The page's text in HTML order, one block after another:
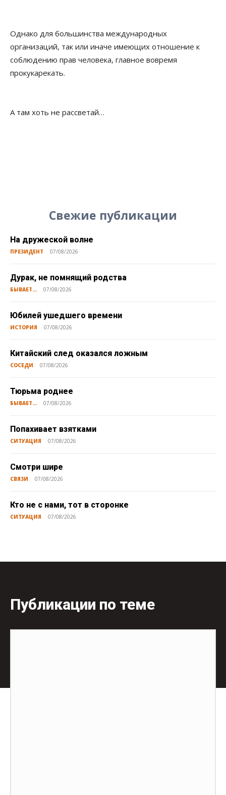
Однако для большинства международных
организаций, так или иначе имеющих отношение к
соблюдению прав человека, главное вовремя
прокукарекать.
А там хоть не рассветай…
Свежие публикации
На дружеской волне
ПРЕЗИДЕНТ 07/08/2026
Дурак, не помнящий родства
БЫВАЕТ... 07/08/2026
Юбилей ушедшего времени
ИСТОРИЯ 07/08/2026
Китайский след оказался ложным
СОСЕДИ 07/08/2026
Тюрьма роднее
БЫВАЕТ... 07/08/2026
Попахивает взятками
СИТУАЦИЯ 07/08/2026
Смотри шире
СВЯЗИ 07/08/2026
Кто не с нами, тот в сторонке
СИТУАЦИЯ 07/08/2026
Публикации по теме